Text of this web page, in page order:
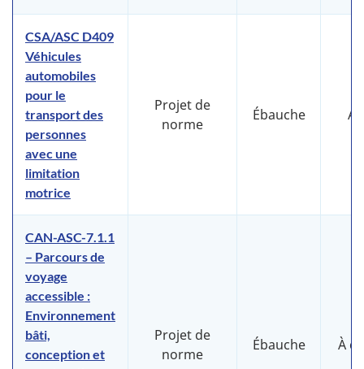
CSA/ASC D409
Véhicules
automobiles
pour le
transport des
personnes
avec une
limitation
motrice
Projet de
norme
Ébauche
CAN-ASC-7.1.1
– Parcours de
voyage
accessible :
Environnement
bâti,
conception et
Projet de
norme
Ébauche À